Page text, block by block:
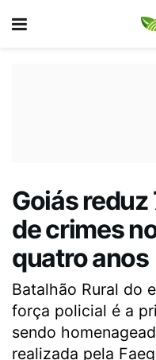
Goiás reduz
de crimes
quatro anos
Batalhão Rural do
força policial é a
sendo
realizada pela